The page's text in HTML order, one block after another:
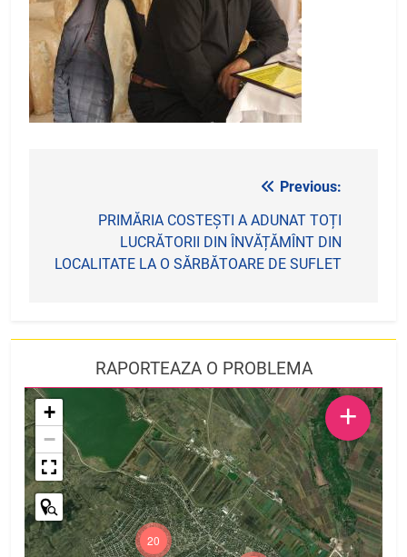
articole
Previous:
PRIMĂRIA COSTEȘTI A ADUNAT TOȚI
LUCRĂTORII DIN ÎNVĂȚĂMÎNT DIN
LOCALITATE LA O SĂRBĂTOARE DE SUFLET
RAPORTEAZA O PROBLEMA
20
+
−
+